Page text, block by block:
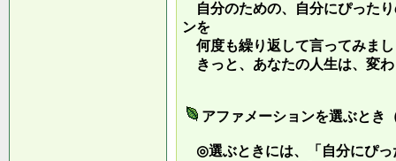
自分のための、自分にぴった
ンを
何度も繰り返して言ってみま
きっと、あなたの人生は、変
アファメーションを選ぶとき
◎選ぶときには、「自分にぴっ